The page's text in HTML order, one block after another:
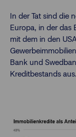
In der Tat sind die
Europa, in der das
mit dem in den
Bank und
Kreditbestands aus.